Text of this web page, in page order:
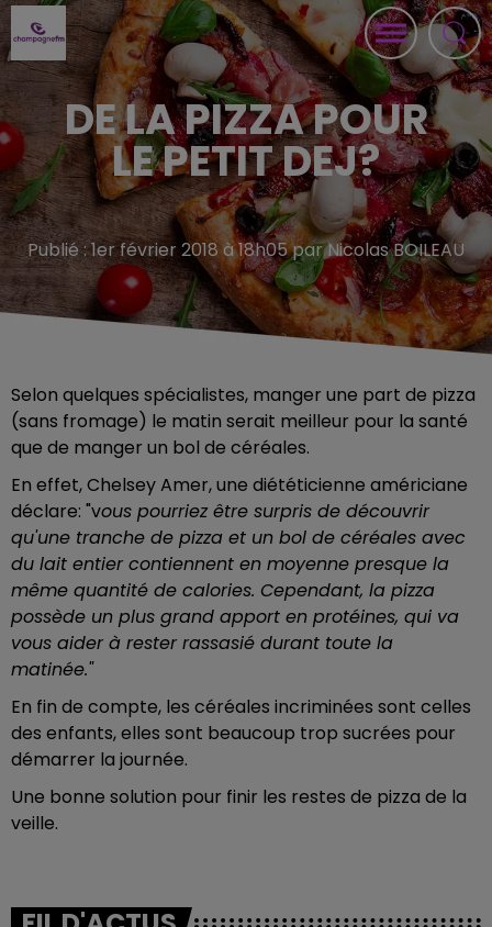
DE LA PIZZA POUR
LE PETIT DEJ?
Publié : 1er février 2018 à 18h05 par Nicolas BOILEAU
Selon quelques spécialistes, manger une part de pizza
(sans fromage) le matin serait meilleur pour la santé
que de manger un bol de céréales.
En effet,Chelsey Amer, une diététicienne américiane
déclare: "vous pourriez être surpris de découvrir
qu'une tranche de pizza et un bol de céréales avec
du lait entier contiennent en moyenne presque la
même quantité de calories. Cependant, la pizza
possède un plus grand apport en protéines, qui va
vous aider à rester rassasié durant toute la
matinée."
En fin de compte, les céréales incriminées sont celles
des enfants, elles sont beaucoup trop sucrées pour
démarrer la journée.
Une bonne solution pour finir les restes de pizza de la
veille.